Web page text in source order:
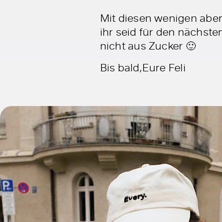
Mit diesen wenigen
ihr seid für den
nicht aus Zucker 🙂
Bis bald,Eure Feli